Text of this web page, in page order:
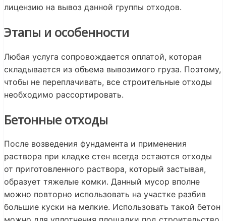
лицензию на вывоз данной группы отходов.
Этапы и особенности
Любая услуга сопровождается оплатой, которая
складывается из объема вывозимого груза. Поэтому,
чтобы не переплачивать, все строительные отходы
необходимо рассортировать.
Бетонные отходы
После возведения фундамента и применения
раствора при кладке стен всегда остаются отходы
от приготовленного раствора, который застывая,
образует тяжелые комки. Данный мусор вполне
можно повторно использовать на участке разбив
большие куски на мелкие. Использовать такой бетон